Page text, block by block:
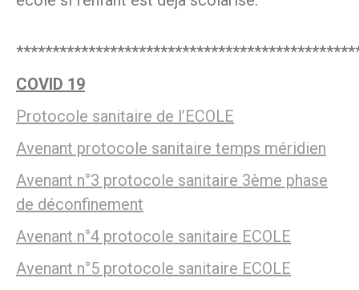
COVID 19
Protocole sanitaire de l’ECOLE
Avenant protocole sanitaire temps méridien
Avenant n°3 protocole sanitaire 3ème phase
de déconfinement
Avenant n°4 protocole sanitaire ECOLE
Avenant n°5 protocole sanitaire ECOLE